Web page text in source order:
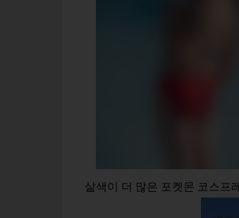
살색이 더 많은 포켓몬 코스프레